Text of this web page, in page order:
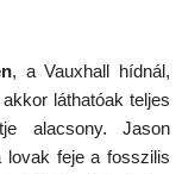
, a Vauxhall hídnál,
láthatóak teljes
alacsony. Jason
lovak feje a fosszilis